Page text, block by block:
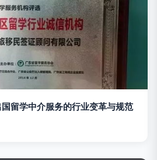
留学中介服务的行业变革与规范